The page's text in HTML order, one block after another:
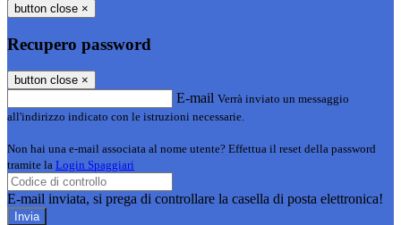
button close ×
Recupero password
button close ×
E-mail Verrà inviato un messaggio
all'indirizzo indicato con le istruzioni necessarie.
Non hai una e-mail associata al nome utente? Effettua il reset della password
tramite la Login Spaggiari
E-mail inviata, si prega di controllare la casella di posta elettronica!